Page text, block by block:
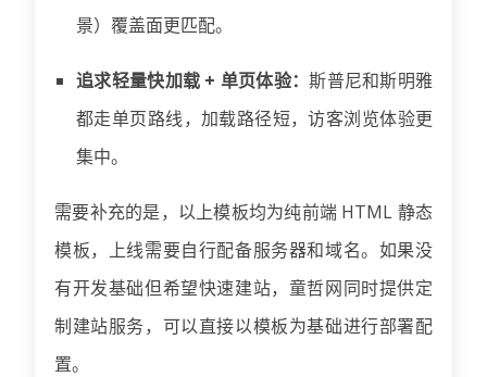
景）覆盖面更匹配。
追求轻量快加载 + 单页体验：斯普尼和斯明雅
都走单页路线，加载路径短，访客浏览体验更
集中。
需要补充的是，以上模板均为纯前端 HTML 静态
模板，上线需要自行配备服务器和域名。如果没
有开发基础但希望快速建站，童哲网同时提供定
制建站服务，可以直接以模板为基础进行部署配
置。